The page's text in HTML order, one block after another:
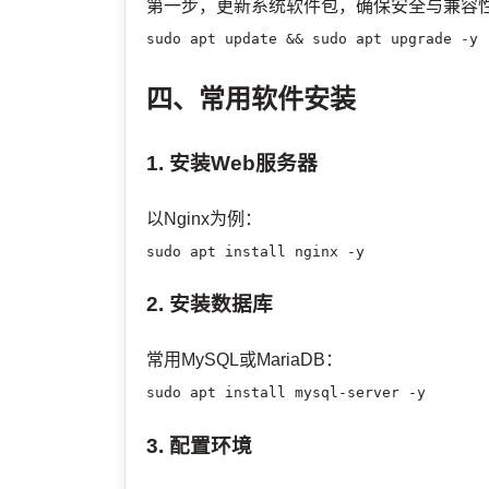
第一步，更新系统软件包，确保安全与兼容
sudo apt update && sudo apt upgrade -y
四、常用软件安装
1. 安装Web服务器
以Nginx为例：
sudo apt install nginx -y
2. 安装数据库
常用MySQL或MariaDB：
sudo apt install mysql-server -y
3. 配置环境